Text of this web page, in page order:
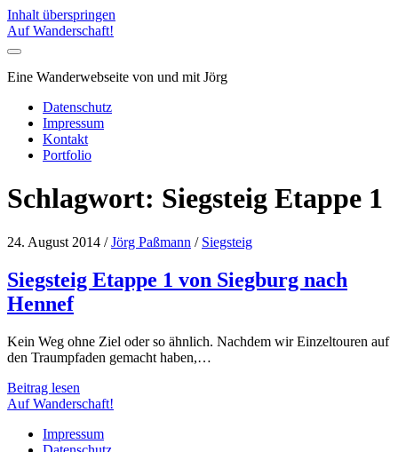
Inhalt überspringen
Auf Wanderschaft!
Eine Wanderwebseite von und mit Jörg
Datenschutz
Impressum
Kontakt
Portfolio
Schlagwort: Siegsteig Etappe 1
24. August 2014 /Jörg Paßmann / Siegsteig
Siegsteig Etappe 1 von Siegburg nach
Hennef
Kein Weg ohne Ziel oder so ähnlich. Nachdem wir Einzeltouren auf
den Traumpfaden gemacht haben,…
Beitrag lesen
Etappe
von
Auf Wanderschaft!
Impressum